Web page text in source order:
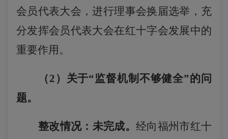
会员代表大会，进行理事会换届选举，充
分发挥会员代表大会在红十字会发展中的
重要作用。
（2 ）关于“监督机制不够健全”的问
题。
整改情况：未完成。 经向福州市红十